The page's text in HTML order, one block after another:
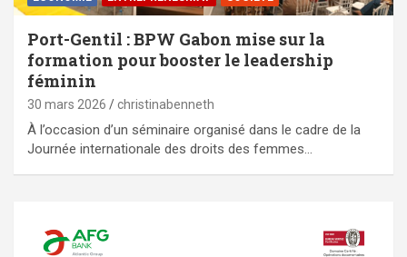
Port-Gentil : BPW Gabon mise sur la
formation pour booster le leadership
féminin
30 mars 2026 christinabenneth
À l’occasion d’un séminaire organisé dans le cadre de la
Journée internationale des droits des femmes…